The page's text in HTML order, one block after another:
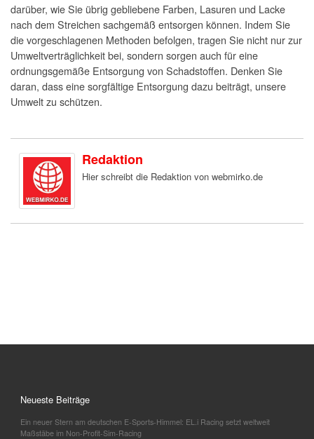
darüber, wie Sie übrig gebliebene Farben, Lasuren und Lacke
nach dem Streichen sachgemäß entsorgen können. Indem Sie
die vorgeschlagenen Methoden befolgen, tragen Sie nicht nur zur
Umweltverträglichkeit bei, sondern sorgen auch für eine
ordnungsgemäße Entsorgung von Schadstoffen. Denken Sie
daran, dass eine sorgfältige Entsorgung dazu beiträgt, unsere
Umwelt zu schützen.
Redaktion
Hier schreibt die Redaktion von webmirko.de
Neueste Beiträge
Ein neuer Stern am deutschen E-Sports-Himmel: EL.i Racing setzt weltweit
Maßstäbe im Non-Profit-Sim-Racing